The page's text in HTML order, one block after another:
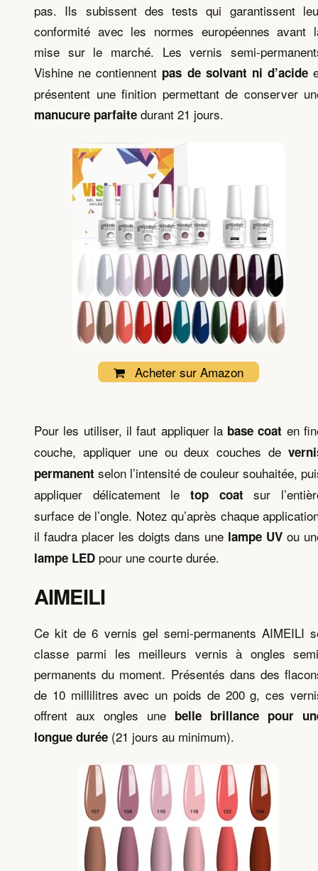
pas. Ils subissent des tests qui garantissent
conformité avec les normes européennes avant
mise sur le marché. Les vernis semi-
Vishine ne contiennent pas de solvant ni d’acide
présentent une finition permettant de conserver
manucure parfaite durant 21 jours.
Acheter sur Amazon
Pour les utiliser, il faut appliquer la base coat en
couche, appliquer une ou deux couches de
permanent selon l’intensité de couleur souhaitée,
appliquer délicatement le top coatsur
surface de l’ongle. Notez qu’après chaque
il faudra placer les doigts dans une lampe UV ou
lampe LED pour une courte durée.
AIMEILI
Ce kit de 6 vernis gel semi-permanents AIMEILI
classe parmi les meilleurs vernis à ongles
permanents du moment. Présentés dans des
de 10 millilitres avec un poids de 200 g, ces
offrent aux ongles une belle brillance pour
longue durée (21 jours au minimum).